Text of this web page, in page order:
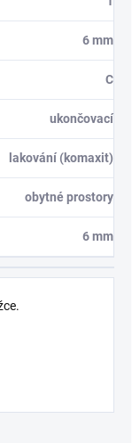
6 mm
C
ukončovací
lakování (komaxit)
obytné prostory
6 mm